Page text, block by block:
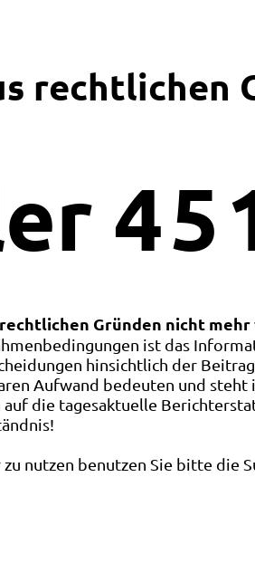
rechtlichen
4 5
Gründen nicht
ist das
hinsichtlich der
Aufwand bedeuten und
auf die tagesaktuelle
nutzen benutzen Sie bitte die